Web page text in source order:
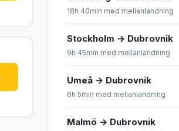
18h 40min med mellanlandning
Stockholm → Dubrovnik
9h 45min med mellanlandning
Umeå → Dubrovnik
6h 5min med mellanlandning
Malmö → Dubrovnik